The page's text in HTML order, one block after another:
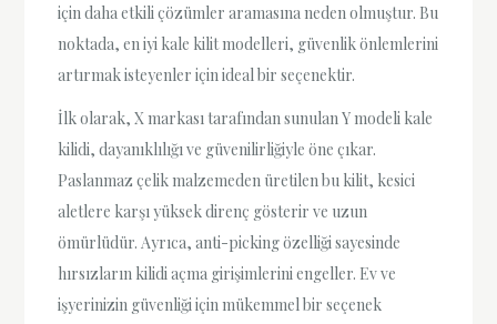
için daha etkili çözümler aramasına neden olmuştur. Bu
noktada, en iyi kale kilit modelleri, güvenlik önlemlerini
artırmak isteyenler için ideal bir seçenektir.
İlk olarak, X markası tarafından sunulan Y modeli kale
kilidi, dayanıklılığı ve güvenilirliğiyle öne çıkar.
Paslanmaz çelik malzemeden üretilen bu kilit, kesici
aletlere karşı yüksek direnç gösterir ve uzun
ömürlüdür. Ayrıca, anti-picking özelliği sayesinde
hırsızların kilidi açma girişimlerini engeller. Ev ve
işyerinizin güvenliği için mükemmel bir seçenek